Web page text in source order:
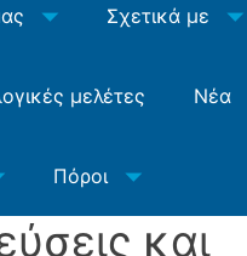
Σχετικά με
μελέτες Νέα
Πόροι
και